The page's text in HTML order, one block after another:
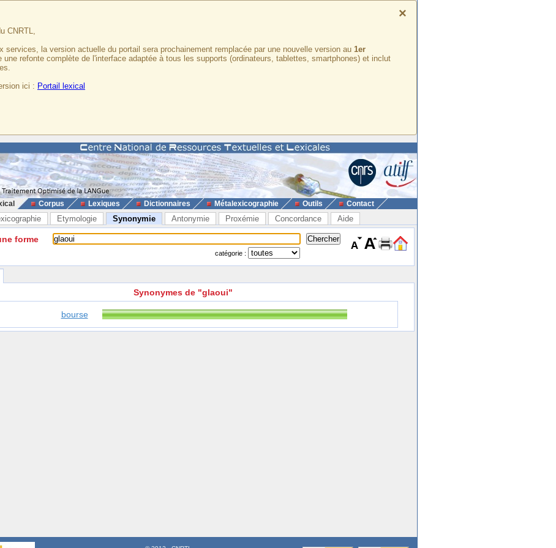
×
CNRTL,
services, la version actuelle du portail sera prochainement remplacée par une nouvelle version au 1er
une refonte complète de l'interface adaptée à tous les supports (ordinateurs, tablettes, smartphones) et inclut
ici : Portail lexical
Corpus Lexiques Dictionnaires Métalexicographie Outils Contact
Etymologie Synonymie Antonymie Proxémie Concordance Aide
forme
catégorie :
Synonymes de "glaoui"
bourse